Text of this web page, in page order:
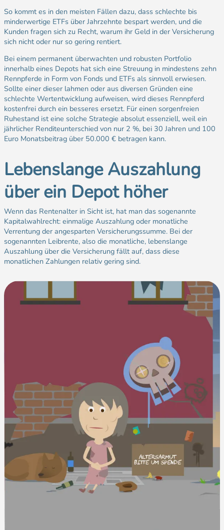
So kommt es in den meisten Fällen dazu, dass schlechte bis
minderwertige ETFs über Jahrzehnte bespart werden, und die
Kunden fragen sich zu Recht, warum ihr Geld in der Versicherung
sich nicht oder nur so gering rentiert.
Bei einem permanent überwachten und robusten Portfolio
innerhalb eines Depots hat sich eine Streuung in mindestens zehn
Rennpferde in Form von Fonds und ETFs als sinnvoll erwiesen.
Sollte einer dieser lahmen oder aus diversen Gründen eine
schlechte Wertentwicklung aufweisen, wird dieses Rennpferd
kostenfrei durch ein besseres ersetzt. Für einen sorgenfreien
Ruhestand ist eine solche Strategie absolut essenziell, weil ein
jährlicher Renditeunterschied von nur 2 %, bei 30 Jahren und 100
Euro Monatsbeitrag über 50.000 € betragen kann.
Lebenslange Auszahlung
über ein Depot höher
Wenn das Rentenalter in Sicht ist, hat man das sogenannte
Kapitalwahlrecht: einmalige Auszahlung oder monatliche
Verrentung der angesparten Versicherungssumme. Bei der
sogenannten Leibrente, also die monatliche, lebenslange
Auszahlung über die Versicherung fällt auf, dass diese
monatlichen Zahlungen relativ gering sind.